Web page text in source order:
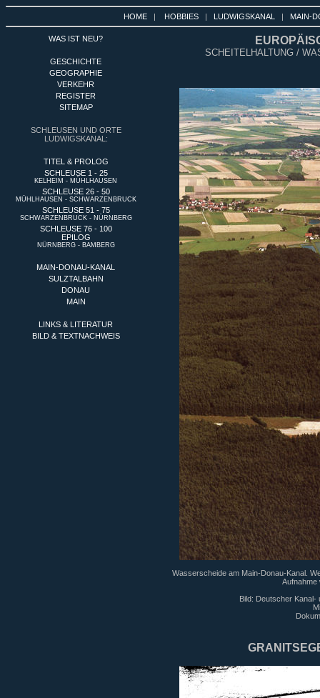
HOME | HOBBIES | LUDWIGSKANAL | MAIN-
WAS IST NEU?
GESCHICHTE
GEOGRAPHIE
VERKEHR
REGISTER
SITEMAP
SCHLEUSEN UND ORTE
LUDWIGSKANAL:
TITEL & PROLOG
SCHLEUSE 1 - 25
KELHEIM - MÜHLHAUSEN
SCHLEUSE 26 - 50
MÜHLHAUSEN - SCHWARZENBRUCK
SCHLEUSE 51 - 75
SCHWARZENBRUCK - NÜRNBERG
SCHLEUSE 76 - 100
EPILOG
NÜRNBERG - BAMBERG
MAIN-DONAU-KANAL
SULZTALBAHN
DONAU
MAIN
LINKS & LITERATUR
BILD & TEXTNACHWEIS
SCHEITELHALTUNG /
Wasserscheide am Main-Donau-Kanal.
Aufnahme
Bild: Deutscher